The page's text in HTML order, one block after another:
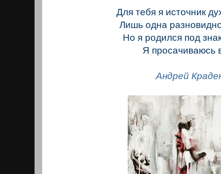
Для тебя я источник
Лишь одна
Но я родился под
Я просачиваюсь
Андрей